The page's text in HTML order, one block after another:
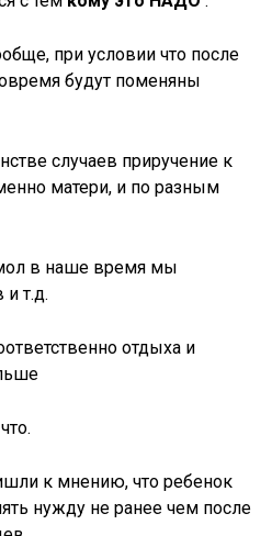
при условии что после
будут поменяны
случаев приручение к
матери, и по разным
в наше время мы
и т.д.
отдыха и
к мнению, что ребенок
нужду не ранее чем после